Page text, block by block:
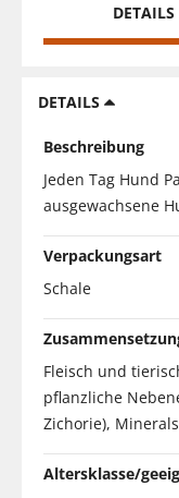
DETAILS
DETAILS
Beschreibung
Jeden Tag Hund
ausgewachsene
Verpackungsart
Schale
Fleisch und
pflanzliche
Zichorie),
Altersklasse/